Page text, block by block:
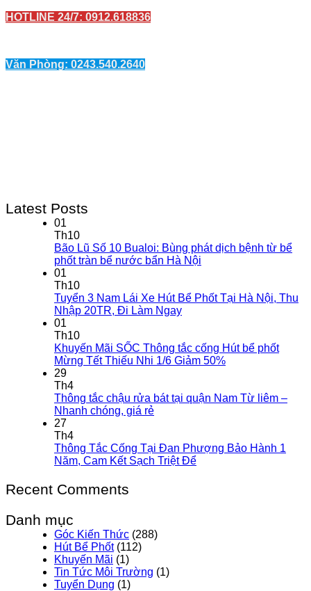
HOTLINE 24/7: 0912.618836
Văn Phòng: 0243.540.2640
Latest Posts
01
Th10
Bão Lũ Số 10 Bualoi: Bùng phát dịch bệnh từ bể
phốt tràn bể nước bẩn Hà Nội
01
Th10
Tuyển 3 Nam Lái Xe Hút Bể Phốt Tại Hà Nội, Thu
Nhập 20TR, Đi Làm Ngay
01
Th10
Khuyến Mãi SỐC Thông tắc cống Hút bể phốt
Mừng Tết Thiếu Nhi 1/6 Giảm 50%
29
Th4
Thông tắc chậu rửa bát tại quận Nam Từ liêm –
Nhanh chóng, giá rẻ
27
Th4
Thông Tắc Cống Tại Đan Phượng Bảo Hành 1
Năm, Cam Kết Sạch Triệt Để
Recent Comments
Danh mục
Góc Kiến Thức (288)
Hút Bể Phốt(112)
Khuyến Mãi (1)
Tin Tức Môi Trường (1)
Tuyển Dụng (1)